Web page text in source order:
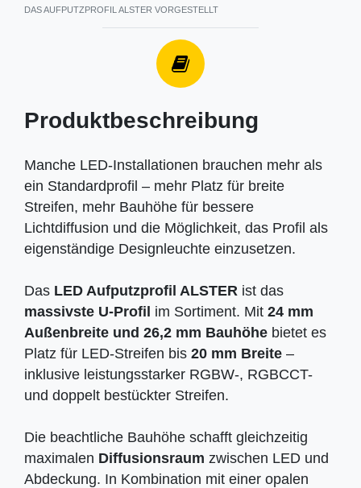
DAS AUFPUTZPROFIL ALSTER VORGESTELLT
Produktbeschreibung
Manche LED-Installationen brauchen mehr als
ein Standardprofil – mehr Platz für breite
Streifen, mehr Bauhöhe für bessere
Lichtdiffusion und die Möglichkeit, das Profil als
eigenständige Designleuchte einzusetzen.
Das LED Aufputzprofil ALSTER ist das
massivste U-Profil im Sortiment. Mit 24 mm
Außenbreite und 26,2 mm Bauhöhe bietet es
Platz für LED-Streifen bis 20 mm Breite –
inklusive leistungsstarker RGBW-, RGBCCT-
und doppelt bestückter Streifen.
Die beachtliche Bauhöhe schafft gleichzeitig
maximalen Diffusionsraum zwischen LED und
Abdeckung. In Kombination mit einer opalen